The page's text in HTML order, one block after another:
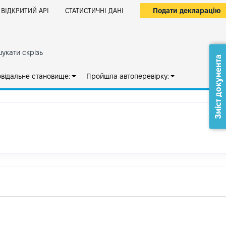
ВІДКРИТИЙ АРІ СТАТИСТИЧНІ ДАНІ Подати декларацію
скрізь
становище: Пройшла автоперевірку: Зміст документа